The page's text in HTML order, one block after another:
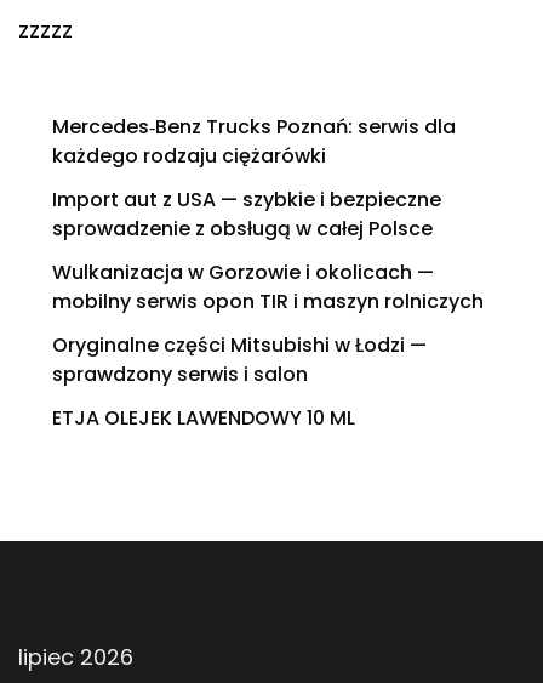
zzzzz
Mercedes‑Benz Trucks Poznań: serwis dla
każdego rodzaju ciężarówki
Import aut z USA — szybkie i bezpieczne
sprowadzenie z obsługą w całej Polsce
Wulkanizacja w Gorzowie i okolicach —
mobilny serwis opon TIR i maszyn rolniczych
Oryginalne części Mitsubishi w Łodzi —
sprawdzony serwis i salon
ETJA OLEJEK LAWENDOWY 10 ML
lipiec 2026